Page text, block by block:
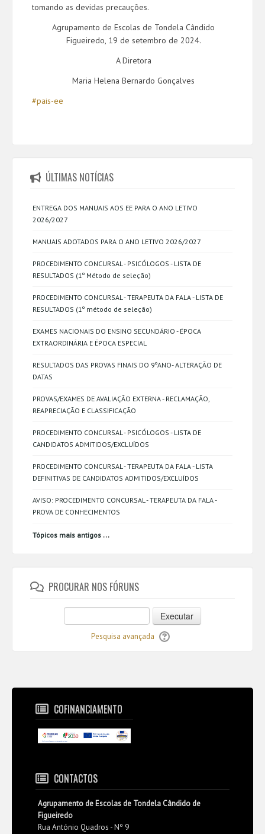
tomando as devidas precauções.
Agrupamento de Escolas de Tondela Cândido
Figueiredo, 19 de setembro de 2024.
A Diretora
Maria Helena Bernardo Gonçalves
#pais-ee
ÚLTIMAS NOTÍCIAS
ENTREGA DOS MANUAIS AOS EE PARA O ANO LETIVO
2026/2027
MANUAIS ADOTADOS PARA O ANO LETIVO 2026/2027
PROCEDIMENTO CONCURSAL - PSICÓLOGOS - LISTA DE
RESULTADOS (1º Método de seleção)
PROCEDIMENTO CONCURSAL - TERAPEUTA DA FALA - LISTA DE
RESULTADOS (1º método de seleção)
EXAMES NACIONAIS DO ENSINO SECUNDÁRIO - ÉPOCA
EXTRAORDINÁRIA E ÉPOCA ESPECIAL
RESULTADOS DAS PROVAS FINAIS DO 9ºANO- ALTERAÇÃO DE
DATAS
PROVAS/EXAMES DE AVALIAÇÃO EXTERNA - RECLAMAÇÃO,
REAPRECIAÇÃO E CLASSIFICAÇÃO
PROCEDIMENTO CONCURSAL - PSICÓLOGOS - LISTA DE
CANDIDATOS ADMITIDOS/EXCLUÍDOS
PROCEDIMENTO CONCURSAL - TERAPEUTA DA FALA - LISTA
DEFINITIVAS DE CANDIDATOS ADMITIDOS/EXCLUÍDOS
AVISO: PROCEDIMENTO CONCURSAL - TERAPEUTA DA FALA -
PROVA DE CONHECIMENTOS
Tópicos mais antigos ...
PROCURAR NOS FÓRUNS
Executar
Pesquisa avançada
COFINANCIAMENTO
CONTACTOS
Agrupamento de Escolas de Tondela Cândido de
Figueiredo
Rua António Quadros - Nº 9